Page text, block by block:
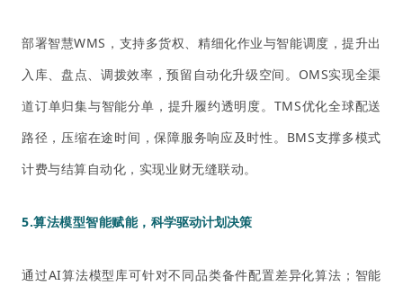
部署智慧WMS，支持多货权、精细化作业与智能调度，提升出
入库、盘点、调拨效率，预留自动化升级空间。OMS实现全渠
道订单归集与智能分单，提升履约透明度。TMS优化全球配送
路径，压缩在途时间，保障服务响应及时性。BMS支撑多模式
计费与结算自动化，实现业财无缝联动。
5.算法模型智能赋能， 科学驱动计划决策
通过AI算法模型库可针对不同品类备件配置差异化算法；智能